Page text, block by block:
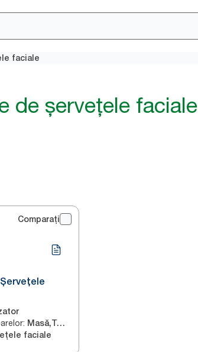
faciale
de șervețele faciale
Comparați
: Masă,Tejghea
faciale